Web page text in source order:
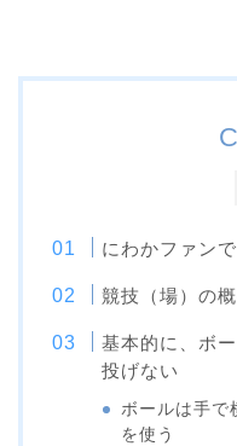
にわかファン
競技（場）の
基本的に、ボ
投げない
ボールは手で
を使う